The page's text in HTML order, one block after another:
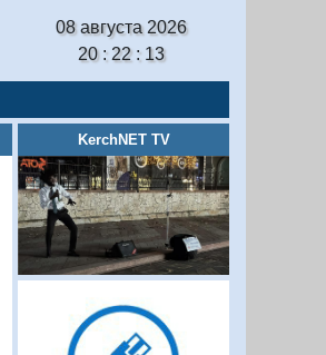
08 августа 2026
20 : 22 : 14
KerchNET TV